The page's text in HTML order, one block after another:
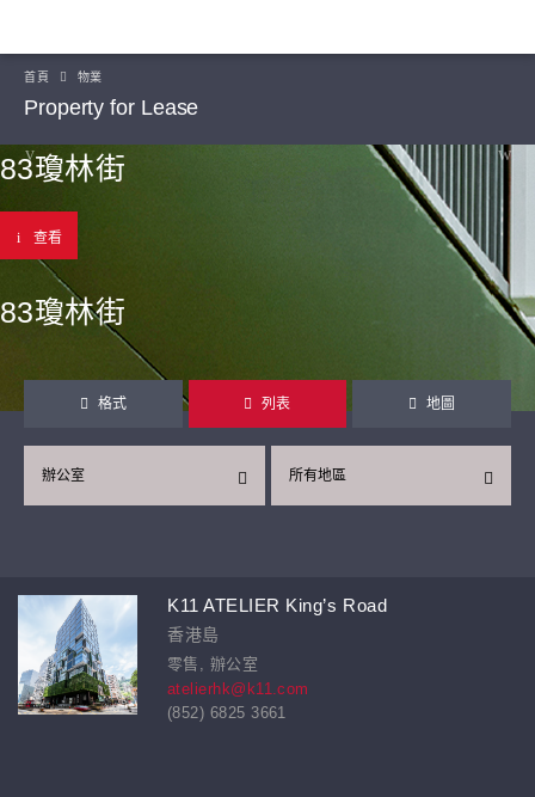
首頁 物業
Property for Lease
83瓊林街
查看
83瓊林街
格式 列表 地圖
所有地區
辦公室
K11 ATELIER King’s Road
香港島
零售, 辦公室
atelierhk@k11.com
(852) 6825 3661